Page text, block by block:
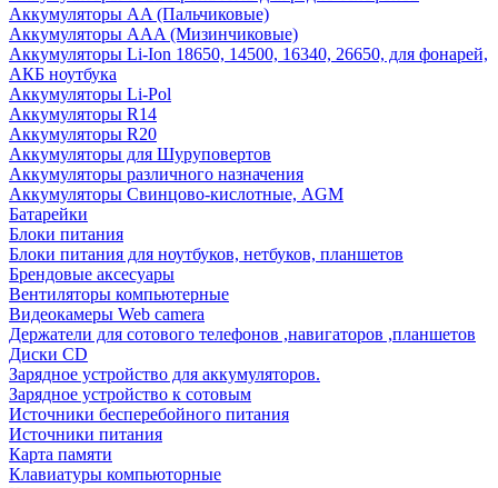
Аккумуляторы AA (Пальчиковые)
Аккумуляторы AAA (Мизинчиковые)
Аккумуляторы Li-Ion 18650, 14500, 16340, 26650, для фонарей,
АКБ ноутбука
Аккумуляторы Li-Pol
Аккумуляторы R14
Аккумуляторы R20
Аккумуляторы для Шуруповертов
Аккумуляторы различного назначения
Аккумуляторы Свинцово-кислотные, AGM
Батарейки
Блоки питания
Блоки питания для ноутбуков, нетбуков, планшетов
Брендовые аксесуары
Вентиляторы компьютерные
Видеокамеры Web camera
Держатели для сотового телефонов ,навигаторов ,планшетов
Диски CD
Зарядное устройство для аккумуляторов.
Зарядное устройство к сотовым
Источники бесперебойного питания
Источники питания
Карта памяти
Клавиатуры компьюторные